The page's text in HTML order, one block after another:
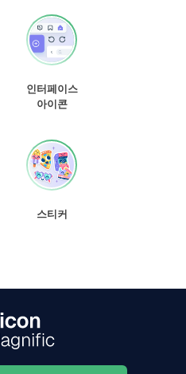
인터페이스
아이콘
스티커